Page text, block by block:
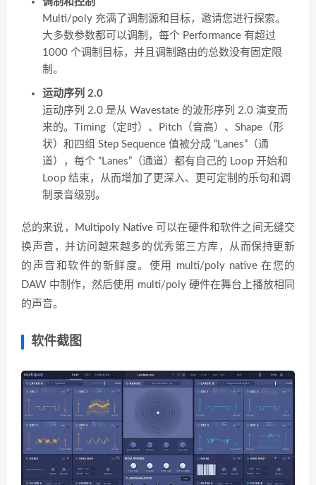
Multi/poly 充满了调制源和目标，邀请您进行探索。
大多数参数都可以调制，每个 Performance 有超过
1000 个调制目标，并且调制路由的总数没有固定限
制。
运动序列 2.0
运动序列 2.0 是从 Wavestate 的波形序列 2.0 演变而
来的。Timing（定时）、Pitch（音高）、Shape（形
状）和四组 Step Sequence 值被分成 “Lanes”（通
道），每个 “Lanes”（通道）都有自己的 Loop 开始和
Loop 结束，从而增加了更深入、更可定制的乐句和调
制录音级别。
总的来说，Multipoly Native 可以在硬件和软件之间无缝交
换声音，并访问越来越多的优秀第三方库，从而保持更新
的声音和软件的新鲜度。使用 multi/poly native 在您的
DAW 中制作，然后使用 multi/poly 硬件在舞台上播放相同
的声音。
软件截图